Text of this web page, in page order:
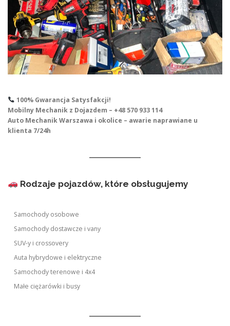
100% Gwarancja Satysfakcji!
Mobilny Mechanik z Dojazdem – +48 570 933 114
Auto Mechanik Warszawa i okolice – awarie naprawiane u
klienta 7/24h
Rodzaje pojazdów, które obsługujemy
Samochody osobowe
Samochody dostawcze i vany
SUV-y i crossovery
Auta hybrydowe i elektryczne
Samochody terenowe i 4x4
Małe ciężarówki i busy